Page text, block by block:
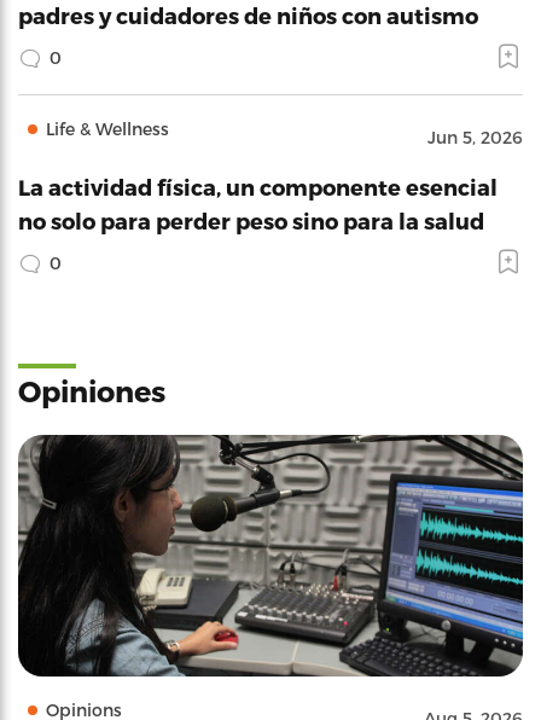
padres y cuidadores de niños con autismo
0
Life & Wellness Jun 5, 2026
La actividad física, un componente esencial
no solo para perder peso sino para la salud
0
Opiniones
Opinions